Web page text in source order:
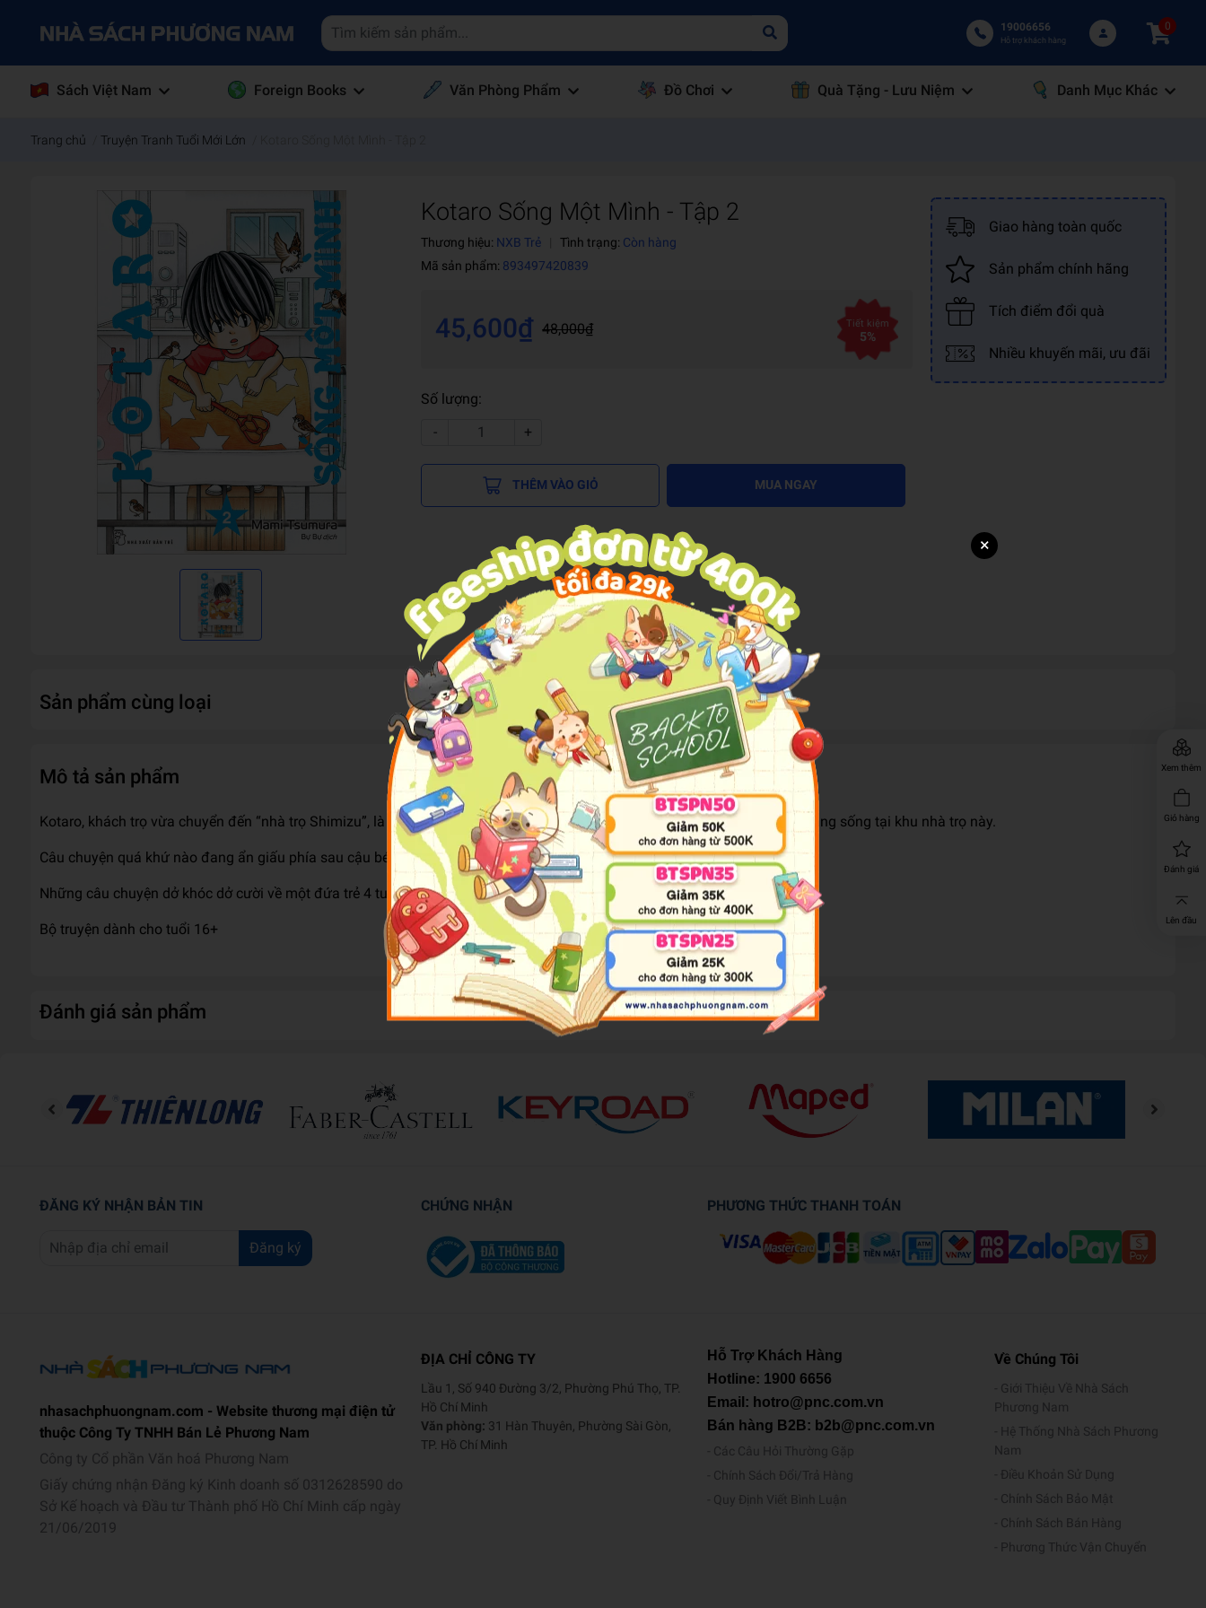
19006656
Hỗ trợ khách hàng
0
Sách Việt Nam Foreign Books Văn Phòng Phẩm Đồ Chơi Quà Tặng - Lưu Niệm Danh Mục Khác
Xem thêm
Giỏ hàng
Đánh giá
Lên đầu
Trang chủ Truyện Tranh Tuổi Mới Lớn
Kotaro Sống Một Mình - Tập 2
Thương hiệu: NXB Trẻ Tình trạng: Còn hàng
Mã sản phẩm: 893497420839
45,600₫ 48,000₫ Tiết kiệm
5%
Số lượng:
-
+
THÊM VÀO GIỎ MUA NGAY
Giao hàng toàn quốc
Sản phẩm chính hãng
Tích điểm đổi quà
Nhiều khuyến mãi, ưu đãi
Sản phẩm cùng loại
Mô tả sản phẩm
Kotaro, khách trọ vừa chuyển đến “nhà trọ Shimizu”, là một đứa trẻ có khả năng sinh tồn mạnh mẽ hơn những người lớn đang sống tại khu nhà trọ này.
Câu chuyện quá khứ nào đang ẩn giấu phía sau cậu bé?
Những câu chuyện dở khóc dở cười về một đứa trẻ 4 tuổi có hoàn cảnh đặc biệt tại khu nhà trọ này chính thức bắt đầu!!
Bộ truyện dành cho tuổi 16+
Đánh giá sản phẩm
ĐĂNG KÝ NHẬN BẢN TIN
Đăng ký
CHỨNG NHẬN PHƯƠNG THỨC THANH TOÁN
nhasachphuongnam.com - Website thương mại điện tử
thuộc Công Ty TNHH Bán Lẻ Phương Nam
Công ty Cổ phần Văn hoá Phương Nam
Giấy chứng nhận Đăng ký Kinh doanh số 0312628590 do
Sở Kế hoạch và Đầu tư Thành phố Hồ Chí Minh cấp ngày
21/06/2019
ĐỊA CHỈ CÔNG TY
Lầu 1, Số 940 Đường 3/2, Phường Phú Thọ, TP.
Hồ Chí Minh
Văn phòng: 31 Hàn Thuyên, Phường Sài Gòn,
TP. Hồ Chí Minh
Hỗ Trợ Khách Hàng
Hotline: 1900 6656
Email: hotro@pnc.com.vn
Bán hàng B2B: b2b@pnc.com.vn
Các Câu Hỏi Thường Gặp
Chính Sách Đổi/Trả Hàng
Quy Định Viết Bình Luận
Về Chúng Tôi
Giới Thiệu Về Nhà Sách
Phương Nam
Hệ Thống Nhà Sách Phương
Nam
Điều Khoản Sử Dụng
Chính Sách Bảo Mật
Chính Sách Bán Hàng
Phương Thức Vận Chuyển
×